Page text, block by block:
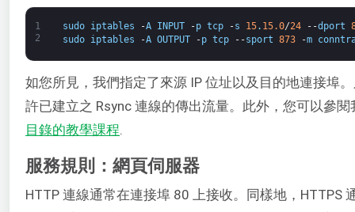
1
2
sudo iptables -A INPUT -p tcp -s 15. 15.0/24 --dport
sudo
iptables -A OUTPUT -p tcp --sport 873 -m
如您所見，我們指定了來源 IP 位址以及目的地連接埠
許已建立之 Rsync 連線的傳出流量。此外，您可以參
目錄的教學課程
服務規則：網頁伺服器
HTTP 連線通常在連接埠 80 上接收。同樣地，HTTPS